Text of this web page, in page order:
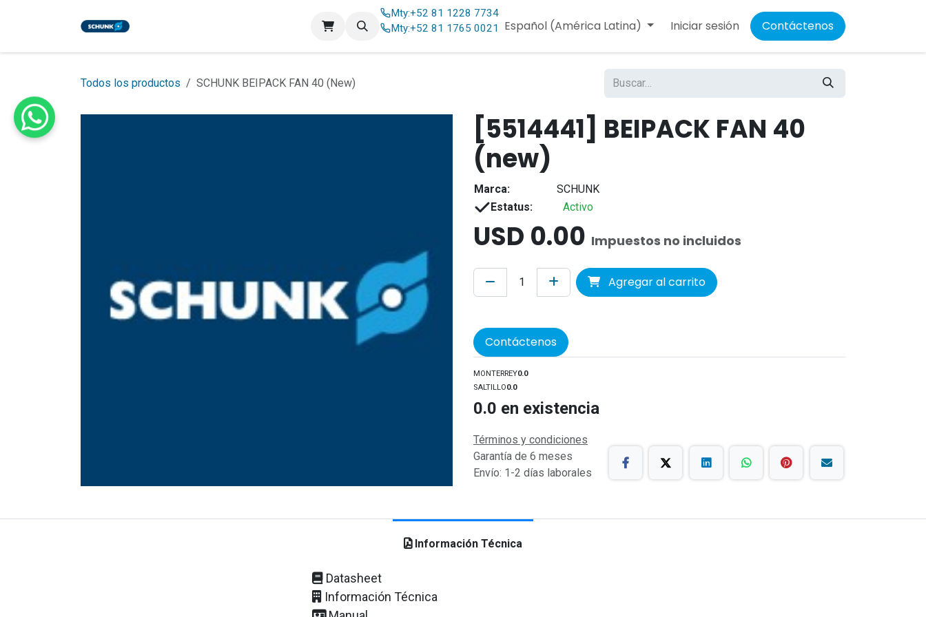
Contáctenos
Mty:+52 81 1228 7734
Mty:+52 81 1765 0021 Español (América Latina) Iniciar sesión Contáctenos
Todos los productos SCHUNK BEIPACK FAN 40 (New)
[5514441] BEIPACK FAN 40
(new)
Marca:
SCHUNK
Estatus:
Activo
USD 0.00 Impuestos no incluidos
Agregar al carrito
Contáctenos
MONTERREY0.0
SALTILLO0.0
0.0 en existencia
Términos y condiciones
Garantía de 6 meses
Envío: 1-2 días laborales
Información Técnica
Datasheet
Información Técnica